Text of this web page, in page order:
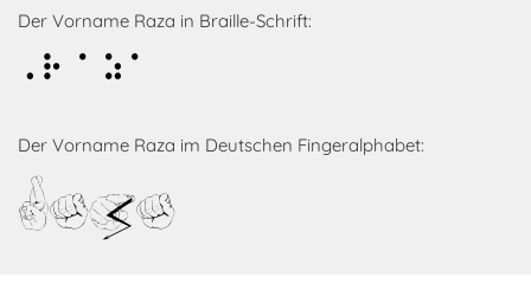
Der Vorname Raza in Braille-Schrift:
Raza
Der Vorname Raza im Deutschen Fingeralphabet:
Raza